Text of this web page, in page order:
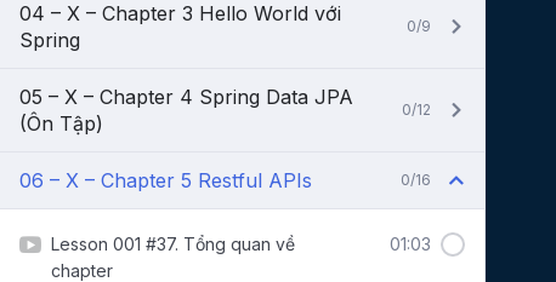
04 – X – Chapter 3 Hello World với
Spring
0/9
05 – X – Chapter 4 Spring Data JPA
(Ôn Tập)
0/12
06 – X – Chapter 5 Restful APIs 0/16
Lesson 001 #37. Tổng quan về
chapter
01:03